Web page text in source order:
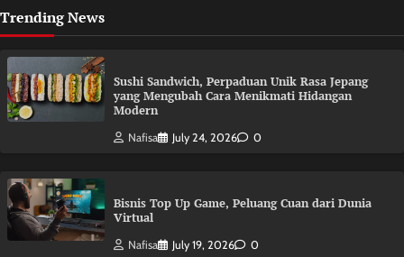
Trending News
Sushi Sandwich, Perpaduan Unik Rasa Jepang
yang Mengubah Cara Menikmati Hidangan
Modern
Nafisa July 24, 2026 0
Bisnis Top Up Game, Peluang Cuan dari Dunia
Virtual
Nafisa July 19, 2026 0